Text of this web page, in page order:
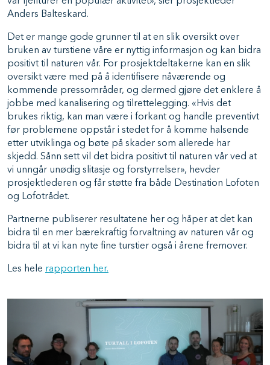
Anders Balteskard.
Det er mange gode grunner til at en slik oversikt over
bruken av turstiene våre er nyttig informasjon og kan bidra
positivt til naturen vår. For prosjektdeltakerne kan en slik
oversikt være med på å identifisere nåværende og
kommende pressområder, og dermed gjøre det enklere å
jobbe med kanalisering og tilrettelegging. «Hvis det
brukes riktig, kan man være i forkant og handle preventivt
før problemene oppstår i stedet for å komme halsende
etter utviklinga og bøte på skader som allerede har
skjedd. Sånn sett vil det bidra positivt til naturen vår ved at
vi unngår unødig slitasje og forstyrrelser», hevder
prosjektlederen og får støtte fra både Destination Lofoten
og Lofotrådet.
Partnerne publiserer resultatene her og håper at det kan
bidra til en mer bærekraftig forvaltning av naturen vår og
bidra til at vi kan nyte fine turstier også i årene fremover.
Les hele rapporten her.